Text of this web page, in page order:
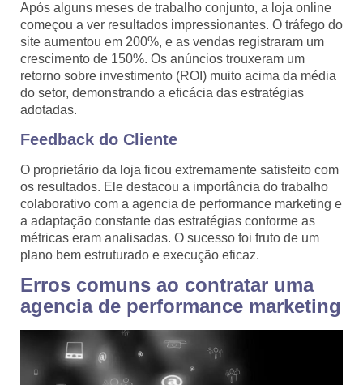
Após alguns meses de trabalho conjunto, a loja online
começou a ver resultados impressionantes. O tráfego do
site aumentou em 200%, e as vendas registraram um
crescimento de 150%. Os anúncios trouxeram um
retorno sobre investimento (ROI) muito acima da média
do setor, demonstrando a eficácia das estratégias
adotadas.
Feedback do Cliente
O proprietário da loja ficou extremamente satisfeito com
os resultados. Ele destacou a importância do trabalho
colaborativo com a agencia de performance marketing e
a adaptação constante das estratégias conforme as
métricas eram analisadas. O sucesso foi fruto de um
plano bem estruturado e execução eficaz.
Erros comuns ao contratar uma
agencia de performance marketing